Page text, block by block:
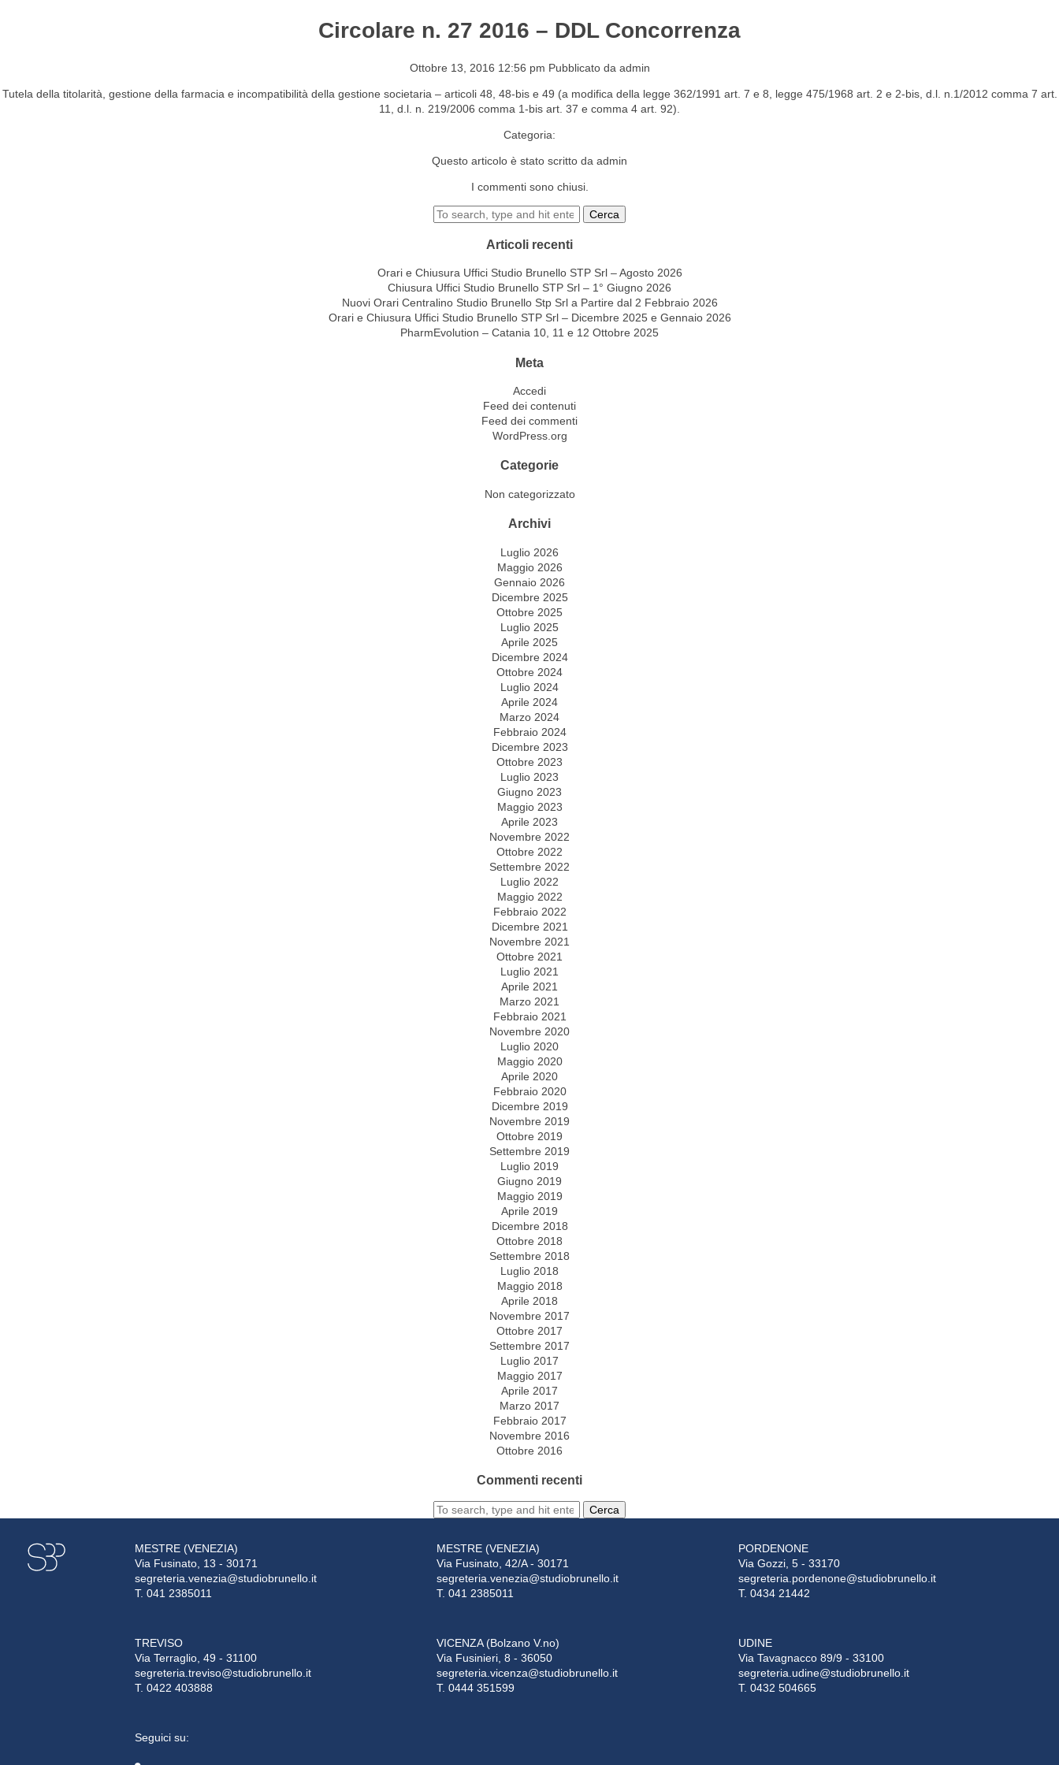
Circolare n. 27 2016 – DDL Concorrenza
Ottobre 13, 2016 12:56 pm Pubblicato da admin
Tutela della titolarità, gestione della farmacia e incompatibilità della gestione societaria – articoli 48, 48-bis e 49 (a modifica della legge 362/1991 art. 7 e 8, legge 475/1968 art. 2 e 2-bis, d.l. n.1/2012 comma 7 art.
11, d.l. n. 219/2006 comma 1-bis art. 37 e comma 4 art. 92).
Categoria:
Questo articolo è stato scritto da admin
I commenti sono chiusi.
Cerca
Articoli recenti
Orari e Chiusura Uffici Studio Brunello STP Srl – Agosto 2026
Chiusura Uffici Studio Brunello STP Srl – 1° Giugno 2026
Nuovi Orari Centralino Studio Brunello Stp Srl a Partire dal 2 Febbraio 2026
Orari e Chiusura Uffici Studio Brunello STP Srl – Dicembre 2025 e Gennaio 2026
PharmEvolution – Catania 10, 11 e 12 Ottobre 2025
Meta
Accedi
Feed dei contenuti
Feed dei commenti
WordPress.org
Categorie
Non categorizzato
Archivi
Luglio 2026
Maggio 2026
Gennaio 2026
Dicembre 2025
Ottobre 2025
Luglio 2025
Aprile 2025
Dicembre 2024
Ottobre 2024
Luglio 2024
Aprile 2024
Marzo 2024
Febbraio 2024
Dicembre 2023
Ottobre 2023
Luglio 2023
Giugno 2023
Maggio 2023
Aprile 2023
Novembre 2022
Ottobre 2022
Settembre 2022
Luglio 2022
Maggio 2022
Febbraio 2022
Dicembre 2021
Novembre 2021
Ottobre 2021
Luglio 2021
Aprile 2021
Marzo 2021
Febbraio 2021
Novembre 2020
Luglio 2020
Maggio 2020
Aprile 2020
Febbraio 2020
Dicembre 2019
Novembre 2019
Ottobre 2019
Settembre 2019
Luglio 2019
Giugno 2019
Maggio 2019
Aprile 2019
Dicembre 2018
Ottobre 2018
Settembre 2018
Luglio 2018
Maggio 2018
Aprile 2018
Novembre 2017
Ottobre 2017
Settembre 2017
Luglio 2017
Maggio 2017
Aprile 2017
Marzo 2017
Febbraio 2017
Novembre 2016
Ottobre 2016
Commenti recenti
Cerca
MESTRE (VENEZIA)
Via Fusinato, 13 - 30171
segreteria.venezia@studiobrunello.it
T. 041 2385011
MESTRE (VENEZIA)
Via Fusinato, 42/A - 30171
segreteria.venezia@studiobrunello.it
T. 041 2385011
PORDENONE
Via Gozzi, 5 - 33170
segreteria.pordenone@studiobrunello.it
T. 0434 21442
TREVISO
Via Terraglio, 49 - 31100
segreteria.treviso@studiobrunello.it
T. 0422 403888
VICENZA (Bolzano V.no)
Via Fusinieri, 8 - 36050
segreteria.vicenza@studiobrunello.it
T. 0444 351599
UDINE
Via Tavagnacco 89/9 - 33100
segreteria.udine@studiobrunello.it
T. 0432 504665
Seguici su: